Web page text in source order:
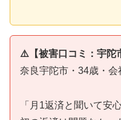
⚠️【被害口コミ：宇陀
奈良宇陀市・34歳・会
「月1返済と聞いて安